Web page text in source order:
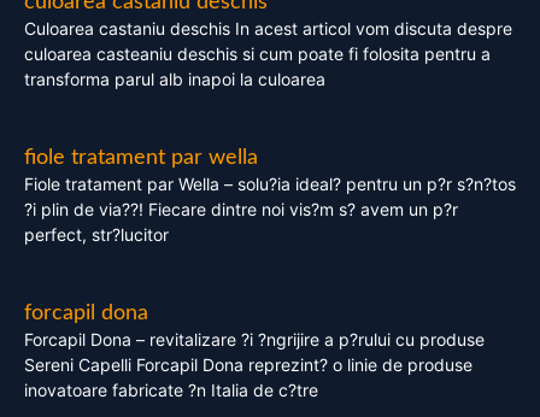
Culoarea castaniu deschis In acest articol vom discuta despre
culoarea casteaniu deschis si cum poate fi folosita pentru a
transforma parul alb inapoi la culoarea
fiole tratament par wella
Fiole tratament par Wella – solu?ia ideal? pentru un p?r s?n?tos
?i plin de via??! Fiecare dintre noi vis?m s? avem un p?r
perfect, str?lucitor
forcapil dona
Forcapil Dona – revitalizare ?i ?ngrijire a p?rului cu produse
Sereni Capelli Forcapil Dona reprezint? o linie de produse
inovatoare fabricate ?n Italia de c?tre